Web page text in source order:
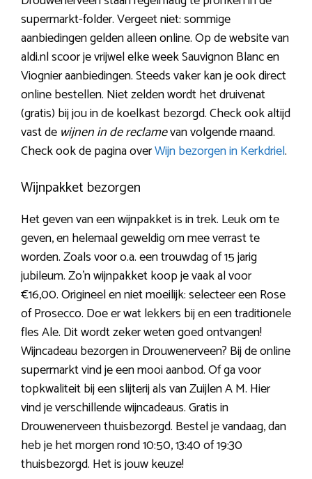
supermarkt-folder. Vergeet niet: sommige
aanbiedingen gelden alleen online. Op de website van
aldi.nl scoor je vrijwel elke week Sauvignon Blanc en
Viognier aanbiedingen. Steeds vaker kan je ook direct
online bestellen. Niet zelden wordt het druivenat
(gratis) bij jou in de koelkast bezorgd. Check ook altijd
vast de wijnen in de reclamevan volgende maand.
Check ook de pagina overWijn bezorgen in Kerkdriel.
Wijnpakket bezorgen
Het geven van een wijnpakket is in trek. Leuk om te
geven, en helemaal geweldig om mee verrast te
worden. Zoals voor o.a. een trouwdag of 15 jarig
jubileum. Zo’n wijnpakket koop je vaak al voor
€16,00. Origineel en niet moeilijk: selecteer een Rose
of Prosecco. Doe er wat lekkers bij en een traditionele
fles Ale. Dit wordt zeker weten goed ontvangen!
Wijncadeau bezorgen in Drouwenerveen? Bij de online
supermarkt vind je een mooi aanbod. Of ga voor
topkwaliteit bij een slijterij als van Zuijlen A M. Hier
vind je verschillende wijncadeaus. Gratis in
Drouwenerveen thuisbezorgd. Bestel je vandaag, dan
heb je het morgen rond 10:50, 13:40 of 19:30
thuisbezorgd. Het is jouw keuze!